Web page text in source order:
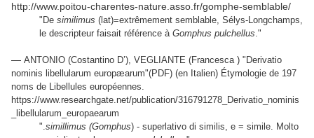
http://www.poitou-charentes-nature.asso.fr/gomphe-semblable/
"De similimus (lat)=extrêmement semblable, Sélys-Longchamps,
le descripteur faisait référence à Gomphus pulchellus."
— ANTONIO (Costantino D’), VEGLIANTE (Francesca ) "Derivatio
nominis libellularum europæarum"(PDF) (en Italien) Étymologie de 197
noms de Libellules européennes.
https://www.researchgate.net/publication/316791278_Derivatio_nominis
_libellularum_europaearum
".simillimus (Gomphus) - superlativo di similis, e = simile. Molto